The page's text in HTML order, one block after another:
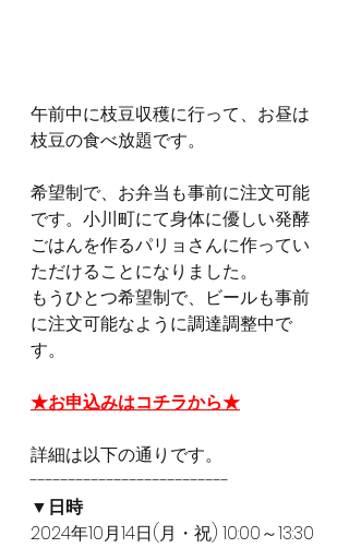
午前中に枝豆収穫に行って、お昼は
枝豆の食べ放題です。
希望制で、お弁当も事前に注文可能
です。小川町にて身体に優しい発酵
ごはんを作るパリョさんに作ってい
ただけることになりました。
もうひとつ希望制で、ビールも事前
に注文可能なように調達調整中で
す。
★お申込みはコチラから★
詳細は以下の通りです。
--------------------------
▼日時
2024年10月14日(月・祝) 10:00～13:30